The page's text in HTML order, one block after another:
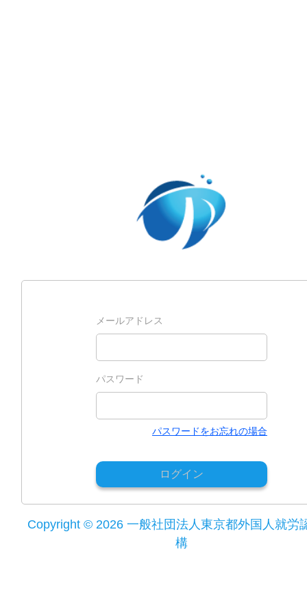
メールアドレス
パスワード
パスワードをお忘れの場合
ログイン
Copyright © 2026 一般社団法人東京都外国人就労
構